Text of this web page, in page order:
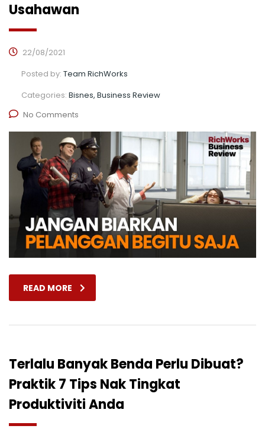
Usahawan
22/08/2021
Posted by: Team RichWorks
Categories: Bisnes, Business Review
No Comments
READ MORE
Terlalu Banyak Benda Perlu Dibuat?
Praktik 7 Tips Nak Tingkat
Produktiviti Anda